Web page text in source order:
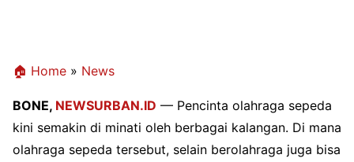
🏠 Home » News
BONE, NEWSURBAN.ID — Pencinta olahraga sepeda
kini semakin di minati oleh berbagai kalangan. Di mana
olahraga sepeda tersebut, selain berolahraga juga bisa